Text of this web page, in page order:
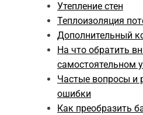
Утепление стен
Теплоизоляция
Дополнительный
На что обратить
самостоятельном
Частые вопросы и
ошибки
Как преобразить